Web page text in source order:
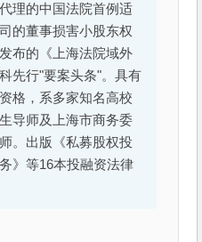
理的中国法院首例适
的董事损害小股东权
布的《上海法院域外
先行"要案头条"。具有
格，系多家知名高校
导师及上海市商务委
。出版《私募股权投
》等16本投融资法律